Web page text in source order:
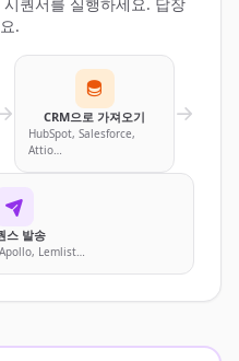
.
CRM으로 가져오기
HubSpot, Salesforce,
Attio…
스 발송
Lemlist…